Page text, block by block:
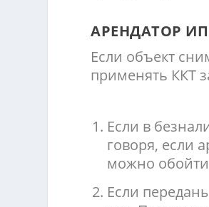
АРЕНДАТОР
Если объект
применять ККТ
Если в
говоря, если
можно
Если